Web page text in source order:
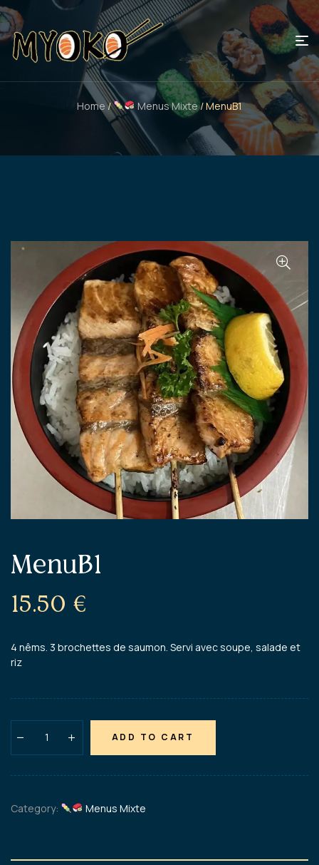
Home/ Menus Mixte/ MenuB1
MenuB1
15.50 €
4 nêms. 3 brochettes de saumon. Servi avec soupe, salade et
riz
ADD TO CART
Category: Menus Mixte